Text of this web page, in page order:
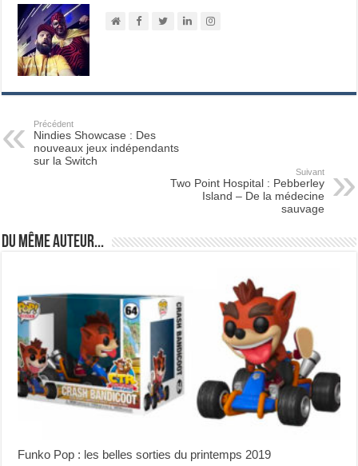
Précédent
Nindies Showcase : Des
nouveaux jeux indépendants
sur la Switch
Suivant
Two Point Hospital : Pebberley
Island – De la médecine
sauvage
Du même auteur...
Funko Pop : les belles sorties du printemps 2019